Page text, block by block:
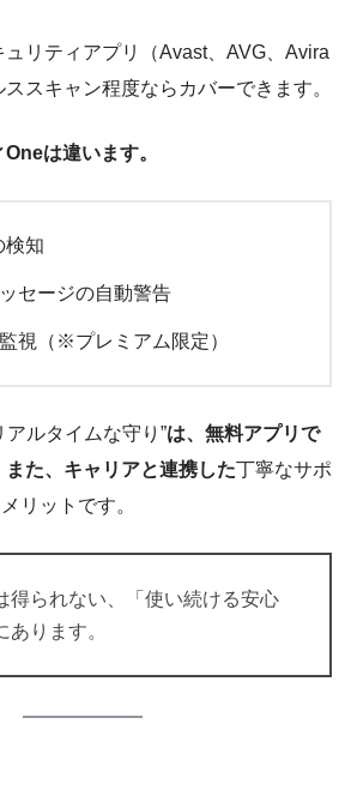
リティアプリ（Avast、AVG、Avira
スキャン程度ならカバーできます。
は違います。
検知
セージの自動警告
視（※プレミアム限定）
アルタイムな守り”は、無料アプリで
た、キャリアと連携した丁寧なサポ
リットです。
得られない、「使い続ける安心
あります。